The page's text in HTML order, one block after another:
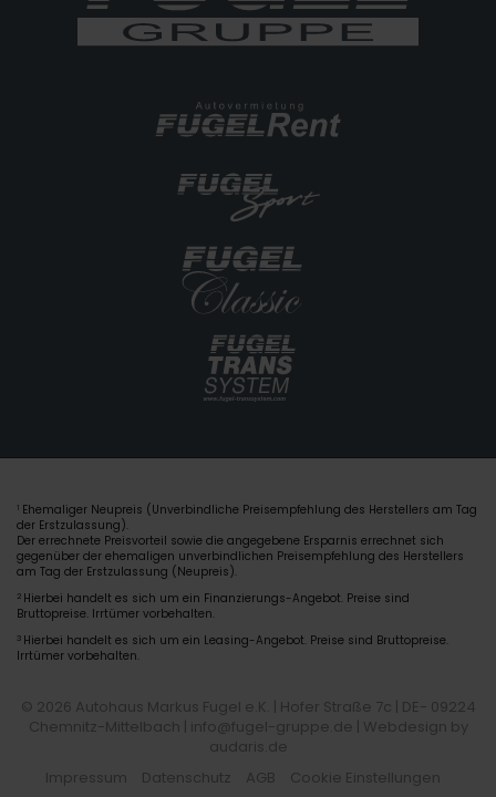
1 Ehemaliger Neupreis (Unverbindliche Preisempfehlung des Herstellers am Tag
der Erstzulassung).
Der errechnete Preisvorteil sowie die angegebene Ersparnis errechnet sich
gegenüber der ehemaligen unverbindlichen Preisempfehlung des Herstellers
am Tag der Erstzulassung (Neupreis).
2 Hierbei handelt es sich um ein Finanzierungs-Angebot. Preise sind
Bruttopreise. Irrtümer vorbehalten.
3 Hierbei handelt es sich um ein Leasing-Angebot. Preise sind Bruttopreise.
Irrtümer vorbehalten.
© 2026 Autohaus Markus Fugel e.K. | Hofer Straße 7c | DE- 09224
Chemnitz-Mittelbach | info@fugel-gruppe.de | Webdesign by
audaris.de
Impressum
Datenschutz AGB Cookie Einstellungen